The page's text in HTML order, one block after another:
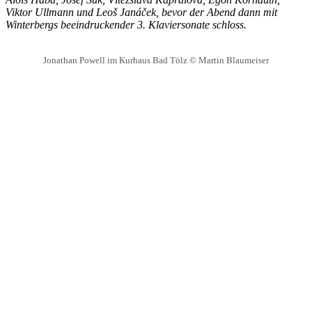
Viktor Ullmann und Leoš Janáček, bevor der Abend dann mit
Winterbergs beeindruckender 3. Klaviersonate schloss.
Jonathan Powell im Kurhaus Bad Tölz © Martin Blaumeiser